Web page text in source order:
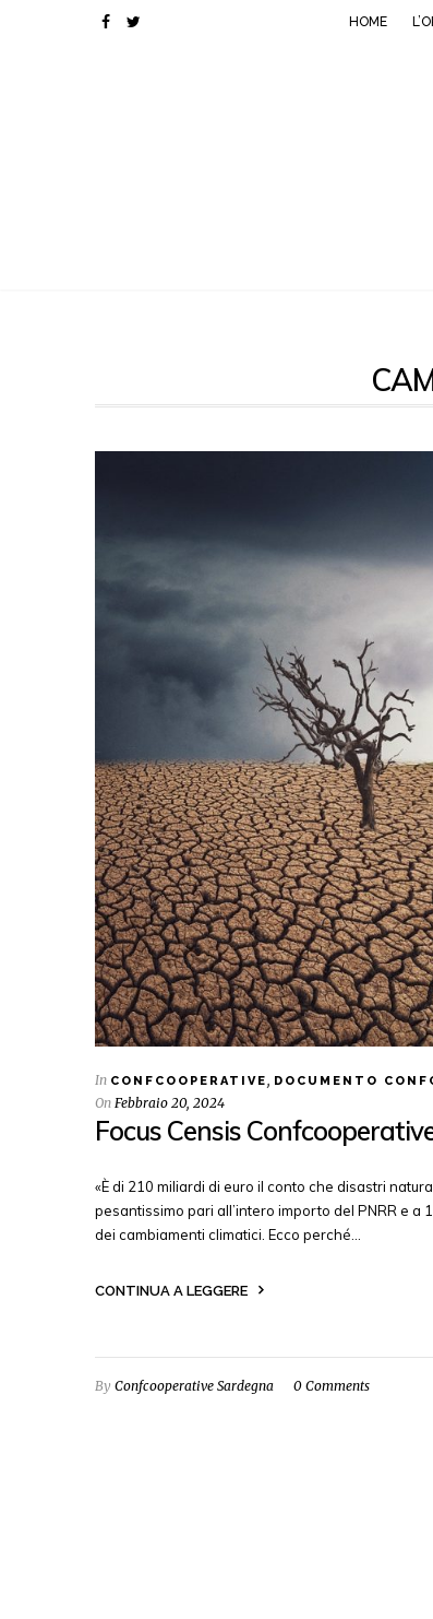
HOME
In CONFCOOPERATIVE, DOCUMENTO
On Febbraio 20, 2024
Focus Censis
«È di 210 miliardi di euro il conto che disastri
pesantissimo pari all’intero importo del PNRR e
dei cambiamenti climatici. Ecco perché…
CONTINUA A LEGGERE
By Confcooperative Sardegna 0 Comments